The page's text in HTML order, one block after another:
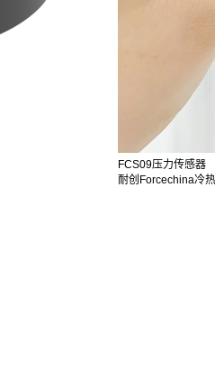
FCS09压力传感器
耐创Forcechina冷